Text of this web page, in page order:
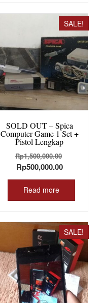
SALE!
SOLD OUT – Spica
Computer Game 1 Set +
Pistol Lengkap
Rp1,500,000.00
was:
Rp500,000.00Current
price
Read more
SALE!